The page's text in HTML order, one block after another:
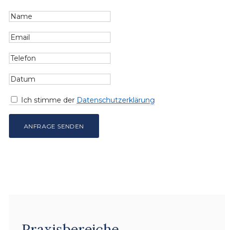
Ich stimme der Datenschutzerklärung